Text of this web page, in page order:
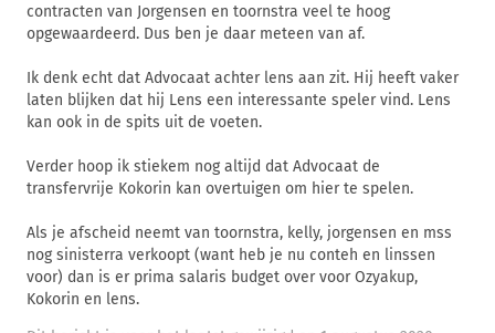
contracten van Jorgensen en toornstra veel te hoog
opgewaardeerd. Dus ben je daar meteen van af.
Ik denk echt dat Advocaat achter lens aan zit. Hij heeft vaker
laten blijken dat hij Lens een interessante speler vind. Lens
kan ook in de spits uit de voeten.
Verder hoop ik stiekem nog altijd dat Advocaat de
transfervrije Kokorin kan overtuigen om hier te spelen.
Als je afscheid neemt van toornstra, kelly, jorgensen en mss
nog sinisterra verkoopt (want heb je nu conteh en linssen
voor) dan is er prima salaris budget over voor Ozyakup,
Kokorin en lens.